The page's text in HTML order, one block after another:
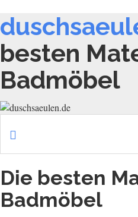
besten
Badmöbel
Die besten
Badmöbel